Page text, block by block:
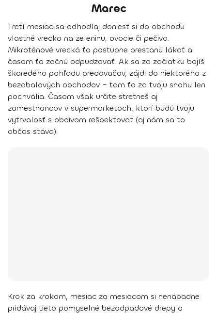
Marec
Tretí mesiac sa odhodlaj doniesť si do obchodu
vlastné vrecko na zeleninu, ovocie či pečivo.
Mikroténové vrecká ťa postupne prestanú lákať a
časom ťa začnú odpudzovať. Ak sa zo začiatku bojíš
škaredého pohľadu predavačov, zájdi do niektorého z
bezobalových obchodov – tam ťa za tvoju snahu len
pochvália. Časom však určite stretneš aj
zamestnancov v supermarketoch, ktorí budú tvoju
vytrvalosť s obdivom rešpektovať (aj nám sa to
občas stáva).
Krok za krokom, mesiac za mesiacom si nenápadne
pridávaj tieto pomyselné bezodpadové drepy a